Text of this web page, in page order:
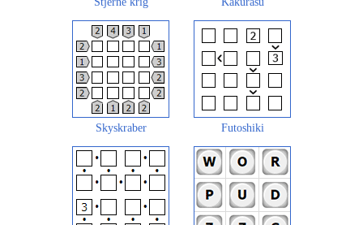
Skyskraber Futoshiki